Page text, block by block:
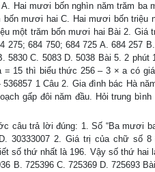
Hai mươi bốn nghìn năm trăm ba
mươi hai C. Hai mươi bốn triệu
một trăm bốn mươi hai Bài 2. Giá
684 750; 684 725 A. 684 257
C. 5083 D. 5038 Bài 5. 2 phút
15 thì biểu thức 256 – 3 × a có
1 Câu 2. Gia đình bác Hà
gấp đôi năm đầu. Hỏi trung bình
câu trả lời đúng: 1. Số “Ba mươi
30333007 2. Giá trị của chữ số 8
số thứ nhất là 196. Vậy số thứ hai
B. 725396 C. 725369 D. 725693